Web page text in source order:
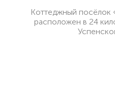
Коттеджный посёлок
расположен в 24